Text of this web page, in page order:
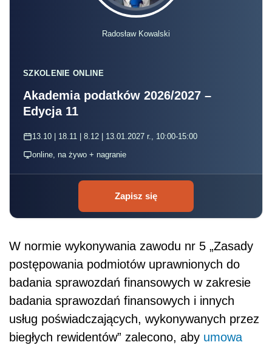
Radosław Kowalski
SZKOLENIE ONLINE
Akademia podatków 2026/2027 –
Edycja 11
13.10 | 18.11 | 8.12 | 13.01.2027 r., 10:00-15:00
online, na żywo + nagranie
Zapisz się
W normie wykonywania zawodu nr 5 „Zasady
postępowania podmiotów uprawnionych do
badania sprawozdań finansowych w zakresie
badania sprawozdań finansowych i innych
usług poświadczających, wykonywanych przez
biegłych rewidentów” zalecono, aby umowa